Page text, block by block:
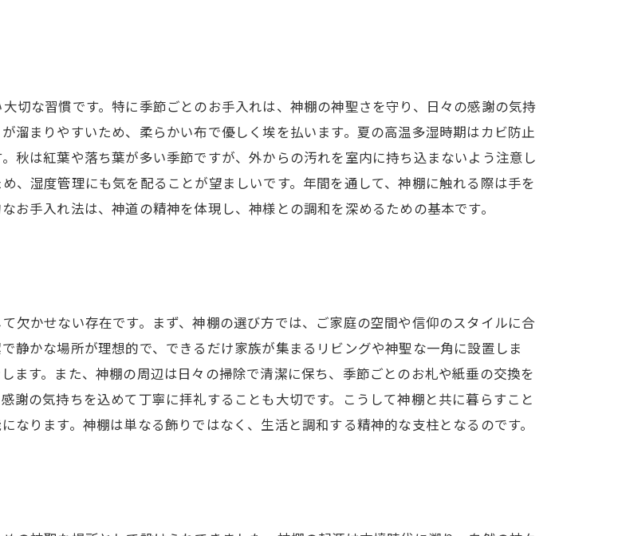
切な習慣です。特に季節ごとのお手入れは、神棚の神聖さを守り、日々の感謝の気持
溜まりやすいため、柔らかい布で優しく埃を払います。夏の高温多湿時期はカビ防止
秋は紅葉や落ち葉が多い季節ですが、外からの汚れを室内に持ち込まないよう注意し
、湿度管理にも気を配ることが望ましいです。年間を通して、神棚に触れる際は手を
手入れ法は、神道の精神を体現し、神様との調和を深めるための基本です。
欠かせない存在です。まず、神棚の選び方では、ご家庭の空間や信仰のスタイルに合
静かな場所が理想的で、できるだけ家族が集まるリビングや神聖な一角に設置しま
ます。また、神棚の周辺は日々の掃除で清潔に保ち、季節ごとのお札や紙垂の交換を
謝の気持ちを込めて丁寧に拝礼することも大切です。こうして神棚と共に暮らすこと
ります。神棚は単なる飾りではなく、生活と調和する精神的な支柱となるのです。